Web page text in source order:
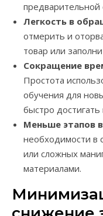
предварительной
Легкость в
отмерить и
товар или
Сокращение
Простота
обучения для
быстро
Меньше этапов
необходимости в
или сложных
материалами.